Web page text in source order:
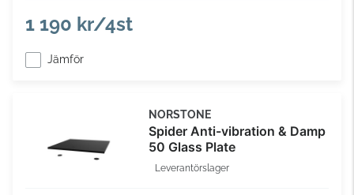
1 190 kr/4st
Jämför
NORSTONE
Spider Anti-vibration & Damp
50 Glass Plate
Leverantörslager